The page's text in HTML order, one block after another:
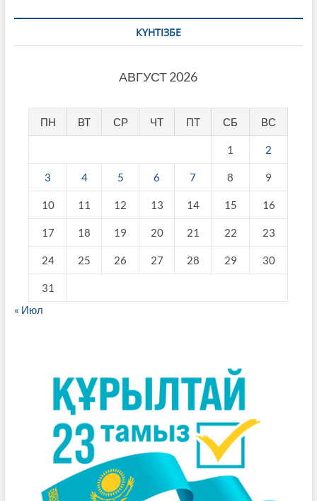
КҮНТІЗБЕ
АВГУСТ 2026
ПН ВТ СР ЧТ ПТ СБ ВС
1 2
3 4 5 6 7 8 9
10 11 12 13 14 15 16
17 18 19 20 21 22 23
24 25 26 27 28 29 30
31
« Июл